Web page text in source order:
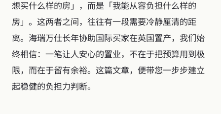
想买什么样的房」，而是「我能从容负担什么样的
房」。这两者之间，往往有一段需要冷静厘清的距
离。海瑞万仕长年协助国际买家在英国置产，我们始
终相信：一笔让人安心的置业，不在于把预算用到极
限，而在于留有余裕。这篇文章，便带您一步步建立
起稳健的负担力判断。